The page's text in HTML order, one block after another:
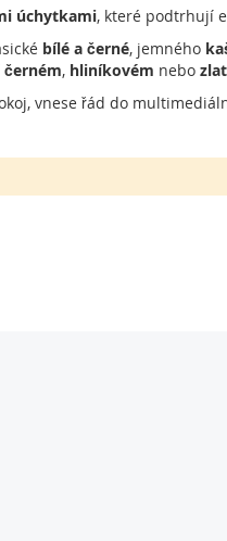
úchytkami, které podtrhují
bílé a černé, jemného
černém, hliníkovém nebo
vnese řád do